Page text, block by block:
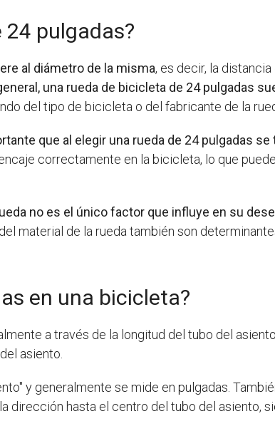
24 pulgadas?
al diámetro de la misma, es decir, la
una rueda de bicicleta de 24 pulgadas
del tipo de bicicleta o del fabricante de la
que al elegir una rueda de 24 pulgadas
correctamente en la bicicleta, lo que
no es el único factor que influye en su
material de la rueda también son
en una bicicleta?
a través de la longitud del tubo del
asiento.
y generalmente se mide en pulgadas.
dirección hasta el centro del tubo del asiento,